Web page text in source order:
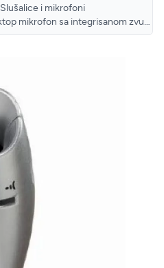
Slušalice i mikrofoni
MIC-DU-01 Gembird Desktop mikrofon sa integrisanom zvucnom karticom, savitljivo telo, silver, 3.5mm